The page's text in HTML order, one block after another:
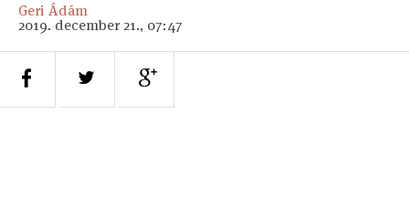
Geri Ádám
2019. december 21., 07:47